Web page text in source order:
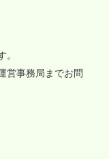
営事務局までお問